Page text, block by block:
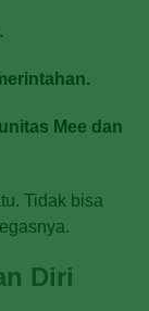
Mee dan
Tidak bisa
Diri